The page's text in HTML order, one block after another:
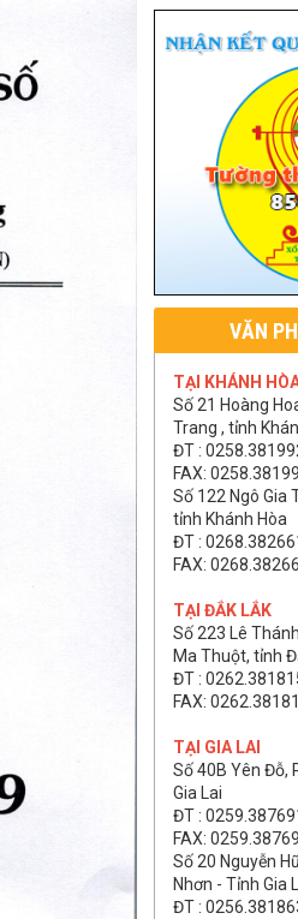
VĂN
TẠI KHÁNH
Số 21 Hoàng
Trang , tỉnh
ĐT :
FAX:
Số 122 Ngô Gia
tỉnh Khánh Hòa
ĐT :
FAX:
TẠI ĐẮK LẮK
Số 223 Lê
Ma Thuột, tỉnh
ĐT :
FAX:
TẠI GIA LAI
Số 40B Yên Đỗ,
Gia Lai
ĐT :
FAX:
Số 20 Nguyễn
Nhơn - Tỉnh Gia
ĐT :